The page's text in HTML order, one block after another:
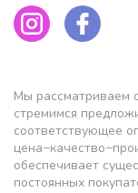
Мы рассматриваем
стремимся
соответствующее
обеспечивает
постоянных